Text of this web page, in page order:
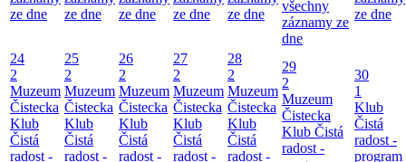
ze dne
ze dne
ze dne
ze dne
ze dne
všechny
záznamy ze
dne
ze dne
24
2
Muzeum
Čistecka
Klub
Čistá
radost -
25
2
Muzeum
Čistecka
Klub
Čistá
radost -
26
2
Muzeum
Čistecka
Klub
Čistá
radost -
27
2
Muzeum
Čistecka
Klub
Čistá
radost -
28
2
Muzeum
Čistecka
Klub
Čistá
radost -
29
2
Muzeum
Čistecka
Klub Čistá
radost -
30
1
Klub
Čistá
radost -
program